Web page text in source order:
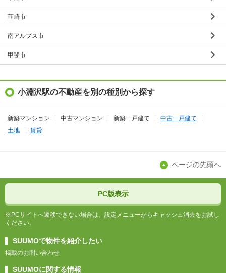
韮崎市
南アルプス市
甲斐市
小淵沢駅の不動産を別の種別から探す
新築マンション 中古マンション 新築一戸建て
中古一戸建て
土地
賃貸
ページの先頭へ
PC版表示
※PCサイトへ遷移できない場合は、設定メニューからキャッシュ消去をお試し
ください。
SUUMOで物件を紹介したい
掲載のお問い合わせ
SUUMOに関する情報